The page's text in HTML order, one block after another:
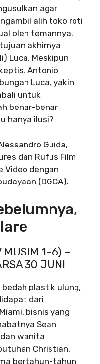
agar
alih toko roti
oleh temannya.
akhirnya
Luca. Meskipun
Antonio
Luca, yakin
untuk
benar-benar
hanya ilusi?
Guida,
dan Rufus Film
Video dengan
(DGCA).
MUSIM 1-6) –
30 JUNI
bedah plastik ulung,
dari
bisnis yang
Sean
dan wanita
Christian,
bertahun-tahun